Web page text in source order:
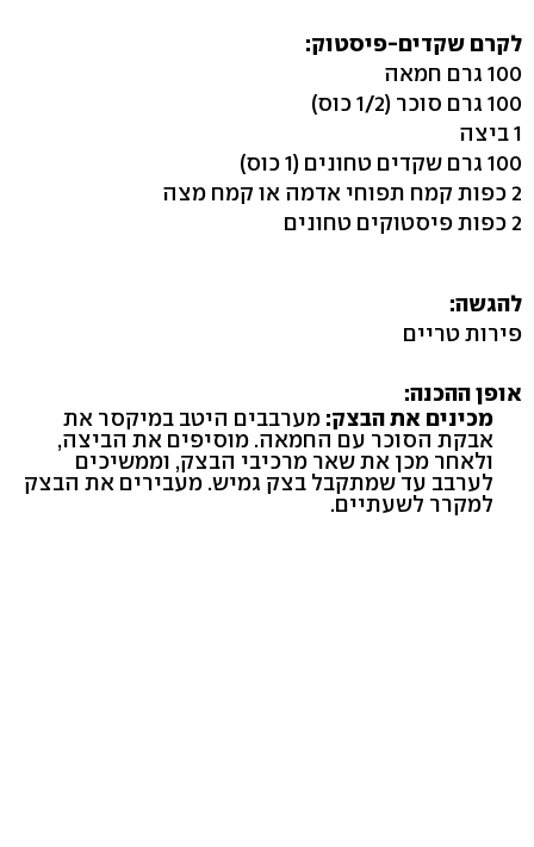
לקרם שקדים-פיסטוק:
100 גרם חמאה
100 גרם סוכר (1/2 כוס)
1 ביצה
100 גרם שקדים טחונים (1 כוס)
2 כפות קמח תפוחי אדמה או קמח מצה
2 כפות פיסטוקים טחונים
להגשה:
פירות טריים
אופן ההכנה:
מכינים את הבצק:מערבבים היטב במיקסר את
אבקת הסוכר עם החמאה. מוסיפים את הביצה,
ולאחר מכן את שאר מרכיבי הבצק, וממשיכים
לערבב עד שמתקבל בצק גמיש. מעבירים את הבצק
למקרר לשעתיים.